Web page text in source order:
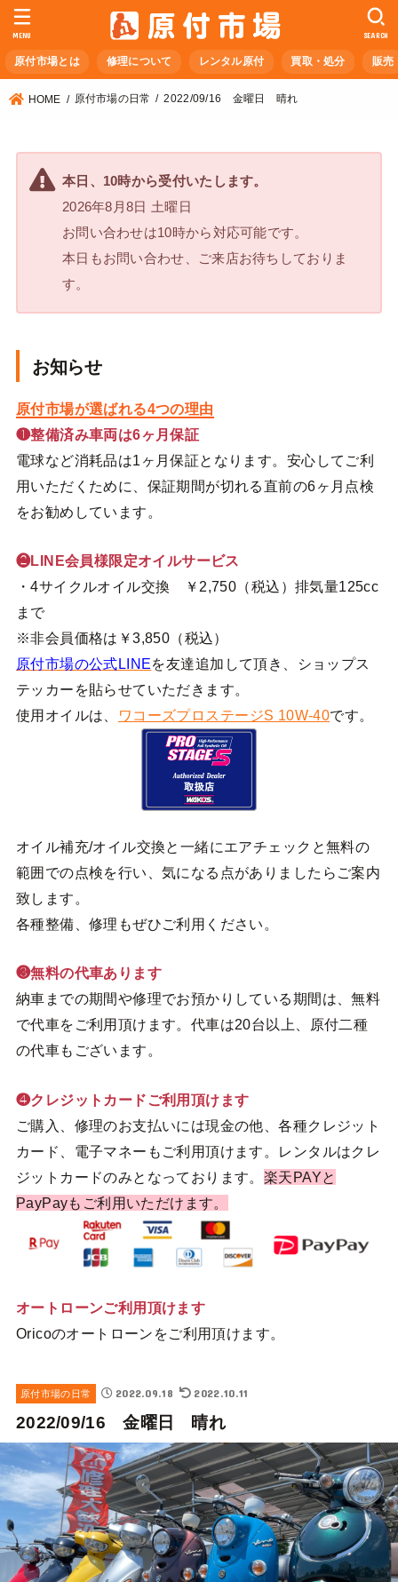
原付市場とは 修理について レンタル原付 買取・処分 販売
SEARCH
MENU
HOME 原付市場の日常 2022/09/16 金曜日 晴れ
本日、10時から受付いたします。
2026年8月8日 土曜日
お問い合わせは10時から対応可能です。
本日もお問い合わせ、ご来店お待ちしておりま
す。
お知らせ
原付市場が選ばれる4つの理由
❶整備済み車両は6ヶ月保証
電球など消耗品は1ヶ月保証となります。安心してご利
用いただくために、保証期間が切れる直前の6ヶ月点検
をお勧めしています。
❷LINE会員様限定オイルサービス
・4サイクルオイル交換 ￥2,750（税込）排気量125cc
まで
※非会員価格は￥3,850（税込）
原付市場の公式LINEを友達追加して頂き、ショップス
テッカーを貼らせていただきます。
使用オイルは、
ワコーズプロステージS 10W-40です。
オイル補充/オイル交換と一緒にエアチェックと無料の
範囲での点検を行い、気になる点がありましたらご案内
致します。
各種整備、修理もぜひご利用ください。
❸無料の代車あります
納車までの期間や修理でお預かりしている期間は、無料
で代車をご利用頂けます。代車は20台以上、原付二種
の代車もございます。
❹クレジットカードご利用頂けます
ご購入、修理のお支払いには現金の他、各種クレジット
カード、電子マネーもご利用頂けます。レンタルはクレ
ジットカードのみとなっております。 楽天PAYと
PayPayもご利用いただけます。
オートローンご利用頂けます
Oricoのオートローンをご利用頂けます。
原付市場の日常 2022.09.18 2022.10.11
2022/09/16 金曜日 晴れ